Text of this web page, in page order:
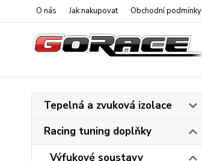
O nás Jak nakupovat Obchodní podmínky
Tepelná a zvuková izolace
Racing tuning doplňky
Výfukové soustavy